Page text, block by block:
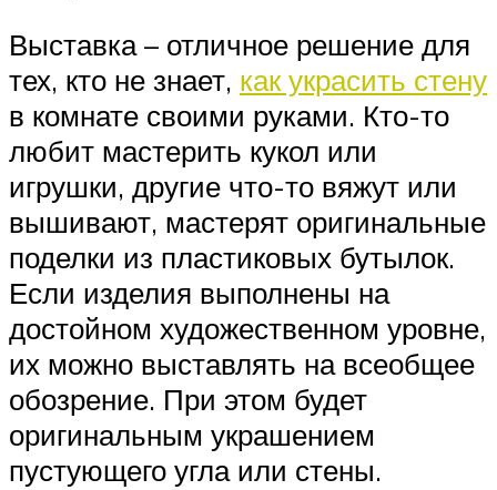
Выставка – отличное решение для
тех, кто не знает, как украсить стену
в комнате своими руками. Кто-то
любит мастерить кукол или
игрушки, другие что-то вяжут или
вышивают, мастерят оригинальные
поделки из пластиковых бутылок.
Если изделия выполнены на
достойном художественном уровне,
их можно выставлять на всеобщее
обозрение. При этом будет
оригинальным украшением
пустующего угла или стены.